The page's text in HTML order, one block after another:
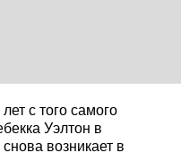
с того самого
Уэлтон в
возникает в